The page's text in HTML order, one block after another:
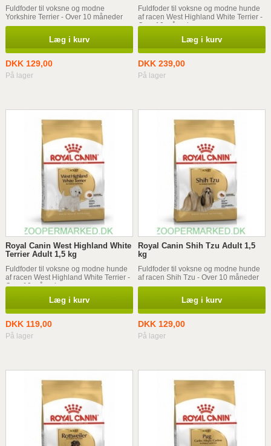
Fuldfoder til voksne og modne
Yorkshire Terrier - Over 10 måneder
Læg i kurv
DKK 129,00
På lager
Fuldfoder til voksne og modne hunde
af racen West Highland White Terrier -
Over 10 måneder
Læg i kurv
DKK 239,00
På lager
Royal Canin West Highland White
Terrier Adult 1,5 kg
Fuldfoder til voksne og modne hunde
af racen West Highland White Terrier -
Over 10 måneder
Læg i kurv
DKK 119,00
På lager
Royal Canin Shih Tzu Adult 1,5
kg
Fuldfoder til voksne og modne hunde
af racen Shih Tzu - Over 10 måneder
Læg i kurv
DKK 129,00
På lager